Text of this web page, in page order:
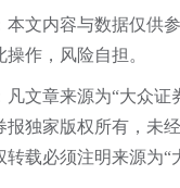
本文内容与数据仅供
作，风险自担。
凡文章来源为“大众证
报独家版权所有，未
载必须注明来源为“